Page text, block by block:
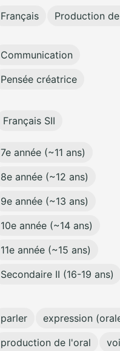
Français Production de
Communication
Pensée créatrice
Français SII
7e année (~11 ans)
8e année (~12 ans)
9e année (~13 ans)
10e année (~14 ans)
11e année (~15 ans)
Secondaire II (16-19 ans)
parler
expression
production de l'oral